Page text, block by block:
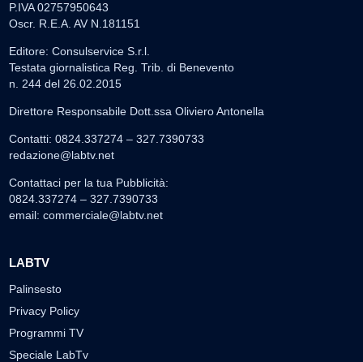
P.IVA 02757950643
Oscr. R.E.A. AV N.181151
Editore: Consulservice S.r.l.
Testata giornalistica Reg. Trib. di Benevento
n. 244 del 26.02.2015
Direttore Responsabile Dott.ssa Oliviero Antonella
Contatti: 0824.337274 – 327.7390733
redazione@labtv.net
Contattaci per la tua Pubblicità:
0824.337274 – 327.7390733
email: commerciale@labtv.net
LABTV
Palinsesto
Privacy Policy
Programmi TV
Speciale LabTv